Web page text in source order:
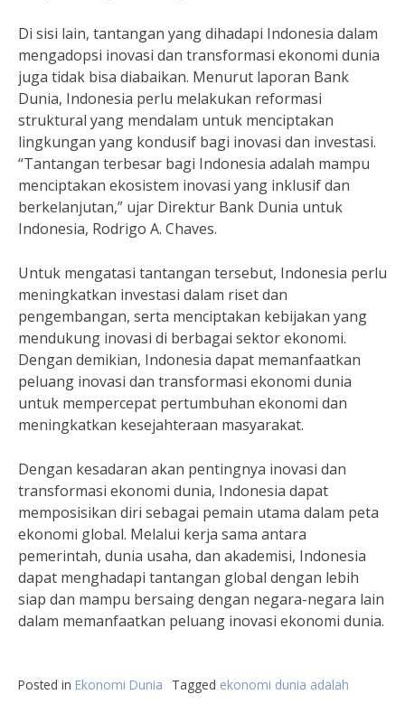
Di sisi lain, tantangan yang dihadapi Indonesia dalam
mengadopsi inovasi dan transformasi ekonomi dunia
juga tidak bisa diabaikan. Menurut laporan Bank
Dunia, Indonesia perlu melakukan reformasi
struktural yang mendalam untuk menciptakan
lingkungan yang kondusif bagi inovasi dan investasi.
“Tantangan terbesar bagi Indonesia adalah mampu
menciptakan ekosistem inovasi yang inklusif dan
berkelanjutan,” ujar Direktur Bank Dunia untuk
Indonesia, Rodrigo A. Chaves.
Untuk mengatasi tantangan tersebut, Indonesia perlu
meningkatkan investasi dalam riset dan
pengembangan, serta menciptakan kebijakan yang
mendukung inovasi di berbagai sektor ekonomi.
Dengan demikian, Indonesia dapat memanfaatkan
peluang inovasi dan transformasi ekonomi dunia
untuk mempercepat pertumbuhan ekonomi dan
meningkatkan kesejahteraan masyarakat.
Dengan kesadaran akan pentingnya inovasi dan
transformasi ekonomi dunia, Indonesia dapat
memposisikan diri sebagai pemain utama dalam peta
ekonomi global. Melalui kerja sama antara
pemerintah, dunia usaha, dan akademisi, Indonesia
dapat menghadapi tantangan global dengan lebih
siap dan mampu bersaing dengan negara-negara lain
dalam memanfaatkan peluang inovasi ekonomi dunia.
Posted in Ekonomi Dunia Tagged ekonomi dunia adalah